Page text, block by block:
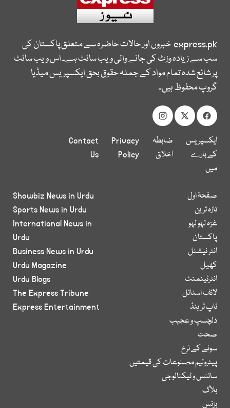
express.pkخبروں اور حالات حاضرہ سے متعلق پاکستان کی
سب سے زیادہ وزٹ کی جانے والی ویب سائٹ ہے۔ اس ویب سائٹ
پر شائع شدہ تمام مواد کے جملہ حقوق بحق ایکسپریس میڈیا
گروپ محفوظ ہیں۔
ایکسپریس
کے بارے
میں
ضابطہ
اخلاق
Privacy
Policy
Contact
Us
صفحۂ اول
تازہ ترین
غزہ لہو لہو
پاکستان
انٹر نیشنل
کھیل
انٹرٹینمنٹ
لائف اسٹائل
ٹاپ ٹرینڈ
دلچسپ و عجیب
صحت
سونے کے نرخ
پیٹرولیم مصنوعات کی قیمتیں
سائنس و ٹیکنالوجی
بلاگ
بزنس
Showbiz News in Urdu
Sports News in Urdu
International News in
Urdu
Business News in Urdu
Urdu Magazine
Urdu Blogs
The Express Tribune
Express Entertainment